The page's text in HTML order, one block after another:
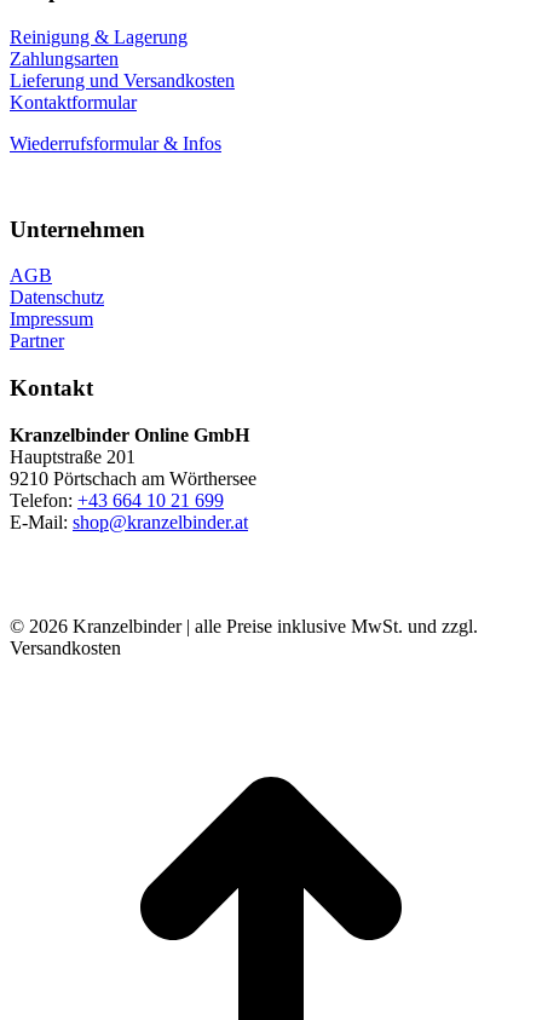
Reinigung & Lagerung
Zahlungsarten
Lieferung und Versandkosten
Kontaktformular
Wiederrufsformular & Infos
Unternehmen
AGB
Datenschutz
Impressum
Partner
Kontakt
Kranzelbinder Online GmbH
Hauptstraße 201
9210 Pörtschach am Wörthersee
Telefon: +43 664 10 21 699
E-Mail: shop@kranzelbinder.at
© 2026 Kranzelbinder | alle Preise inklusive MwSt. und zzgl.
Versandkosten